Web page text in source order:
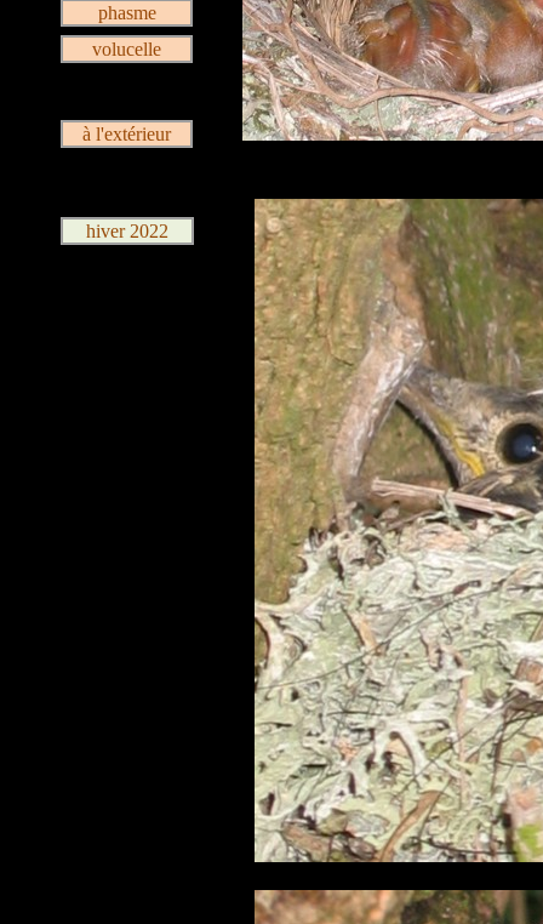
phasme
volucelle
à l'extérieur
hiver 2022